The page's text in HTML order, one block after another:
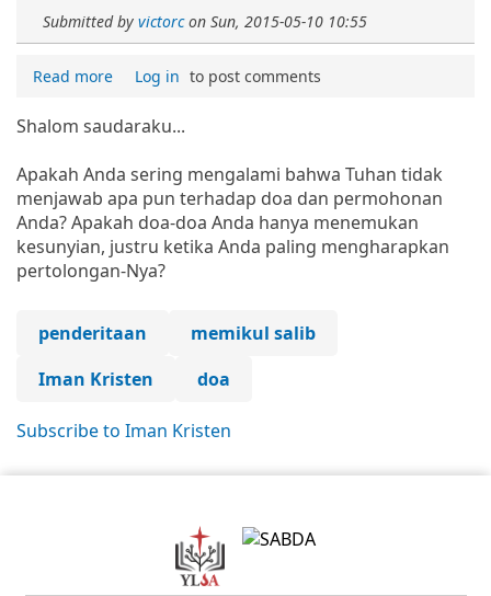
Submitted by victorcon Sun, 2015-05-10 10:55
Read more Log in to post comments
Shalom saudaraku...
Apakah Anda sering mengalami bahwa Tuhan tidak
menjawab apa pun terhadap doa dan permohonan
Anda? Apakah doa-doa Anda hanya menemukan
kesunyian, justru ketika Anda paling mengharapkan
pertolongan-Nya?
penderitaan
memikul salib
Iman Kristen
doa
Subscribe to Iman Kristen